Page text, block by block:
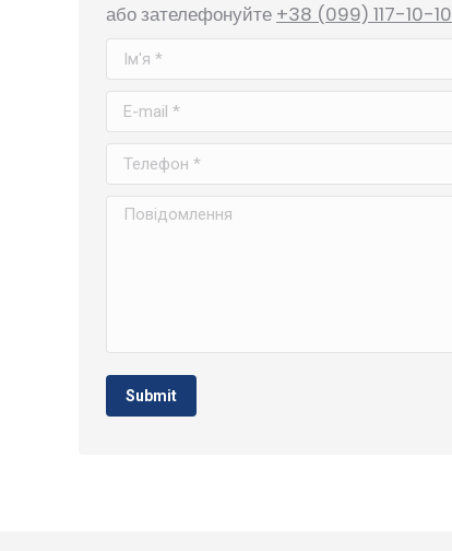
або зателефонуйте +38 (099) 117-10-10
Ім'я *
E-mail *
Телефон *
Повідомлення
Submit